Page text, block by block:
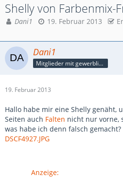
Shelly von Farbenmix-
Dani1 19. Februar 2013
Dani1
Mitglieder mit gewerblicher Verbindung, auch als Mitarbeiter/in
19. Februar 2013
Hallo habe mir eine Shelly genäht,
Seiten auch Falten nicht nur vorne,
was habe ich denn falsch gemacht?
DSCF4927.JPG
Anzeige: